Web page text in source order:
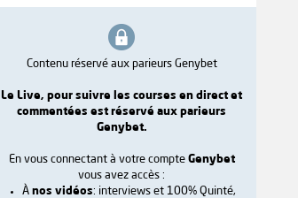
Contenu réservé aux parieurs Genybet
Le Live, pour suivre les courses en direct et
commentées est réservé aux parieurs
Genybet.
En vous connectant à votre compte Genybet
vous avez accès :
À nos vidéos: interviews et 100% Quinté,